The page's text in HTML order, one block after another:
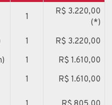
1
R$ 3.220,00
(*)
1
R$ 3.220,00
1
R$ 1.610,00
1
R$ 1.610,00